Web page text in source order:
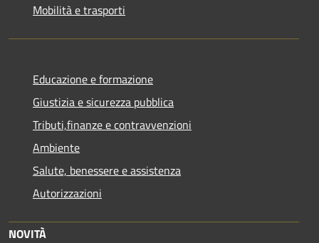
Mobilità e trasporti
Educazione e formazione
Giustizia e sicurezza pubblica
Tributi,finanze e contravvenzioni
Ambiente
Salute, benessere e assistenza
Autorizzazioni
NOVITÀ